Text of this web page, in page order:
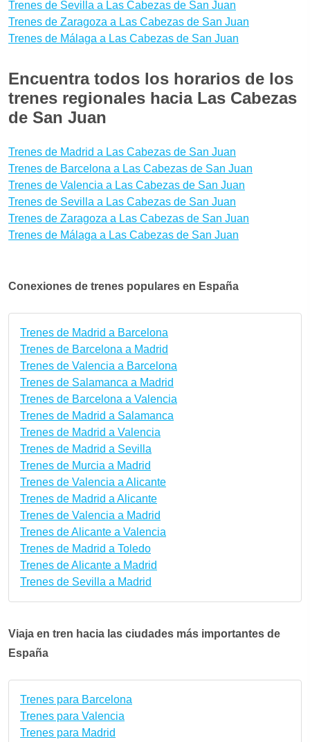
Trenes de Sevilla a Las Cabezas de San Juan
Trenes de Zaragoza a Las Cabezas de San Juan
Trenes de Málaga a Las Cabezas de San Juan
Encuentra todos los horarios de los
trenes regionales hacia Las Cabezas
de San Juan
Trenes de Madrid a Las Cabezas de San Juan
Trenes de Barcelona a Las Cabezas de San Juan
Trenes de Valencia a Las Cabezas de San Juan
Trenes de Sevilla a Las Cabezas de San Juan
Trenes de Zaragoza a Las Cabezas de San Juan
Trenes de Málaga a Las Cabezas de San Juan
Conexiones de trenes populares en España
Trenes de Madrid a Barcelona
Trenes de Barcelona a Madrid
Trenes de Valencia a Barcelona
Trenes de Salamanca a Madrid
Trenes de Barcelona a Valencia
Trenes de Madrid a Salamanca
Trenes de Madrid a Valencia
Trenes de Madrid a Sevilla
Trenes de Murcia a Madrid
Trenes de Valencia a Alicante
Trenes de Madrid a Alicante
Trenes de Valencia a Madrid
Trenes de Alicante a Valencia
Trenes de Madrid a Toledo
Trenes de Alicante a Madrid
Trenes de Sevilla a Madrid
Viaja en tren hacia las ciudades más importantes de
España
Trenes para Barcelona
Trenes para Valencia
Trenes para Madrid